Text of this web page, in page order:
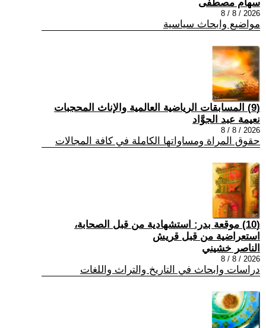
سهام مصطفى
2026 / 8 / 8
مواضيع وابحاث سياسية
(9) المسابقات الرياضية العالمية والإناث المحجبات
نعيمة عبد الجوَّاد
2026 / 8 / 8
حقوق المراة ومساواتها الكاملة في كافة المجالات
(10) موقعة بدر: استشهادية من قبل الصحابة،
استعراضية من قبل قريش
الناصر خشيني
2026 / 8 / 8
دراسات وابحاث في التاريخ والتراث واللغات